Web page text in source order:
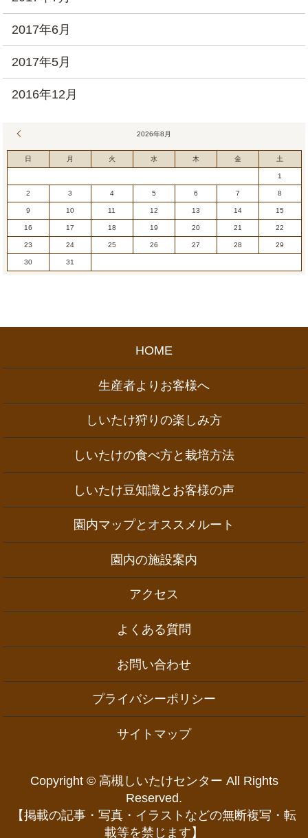
2017年6月
2017年5月
2016年12月
2026年8月
日 月 火 水 木 金 土
1
2 3 4 5 6 7 8
9 10 11 12 13 14 15
16 17 18 19 20 21 22
23 24 25 26 27 28 29
30 31
HOME
生産者よりお客様へ
しいたけ狩りの楽しみ方
しいたけの食べ方と栽培方法
しいたけ豆知識とお客様の声
園内マップとオススメルート
園内の施設案内
アクセス
よくある質問
お問い合わせ
プライバシーポリシー
サイトマップ
Copyright © 高槻しいたけセンター All Rights
Reserved.
【掲載の記事・写真・イラストなどの無断複写・転
載等を禁じます】